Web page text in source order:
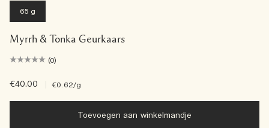
65 g
Myrrh & Tonka Geurkaars
(0)
€40.00 €0.62/g
Toevoegen aan winkelmandje